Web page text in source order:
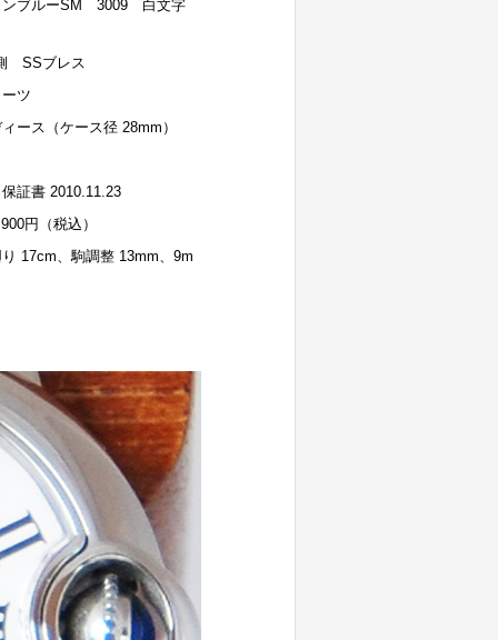
ンブルーSM 3009 白文字
SSブレス
ツ
ース（ケース径 28mm）
証書 2010.11.23
円（税込）
17cm、駒調整 13mm、9m